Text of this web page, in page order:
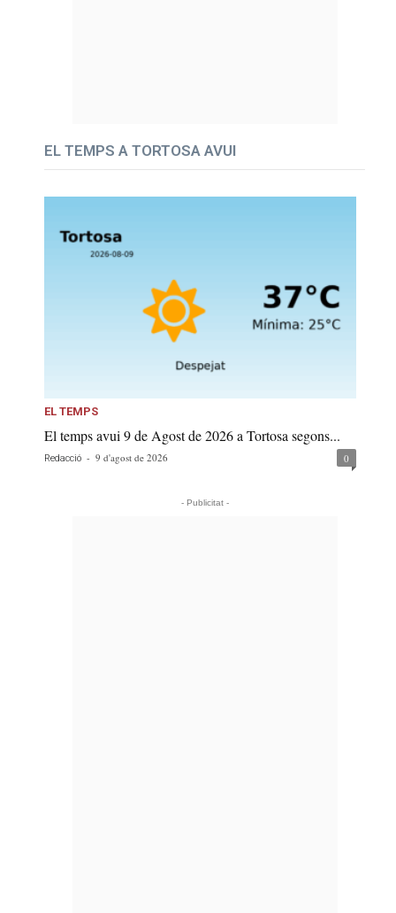
EL TEMPS A TORTOSA AVUI
EL TEMPS
El temps avui 9 de Agost de 2026 a Tortosa segons...
Redacció - 9 d'agost de 2026 0
- Publicitat -